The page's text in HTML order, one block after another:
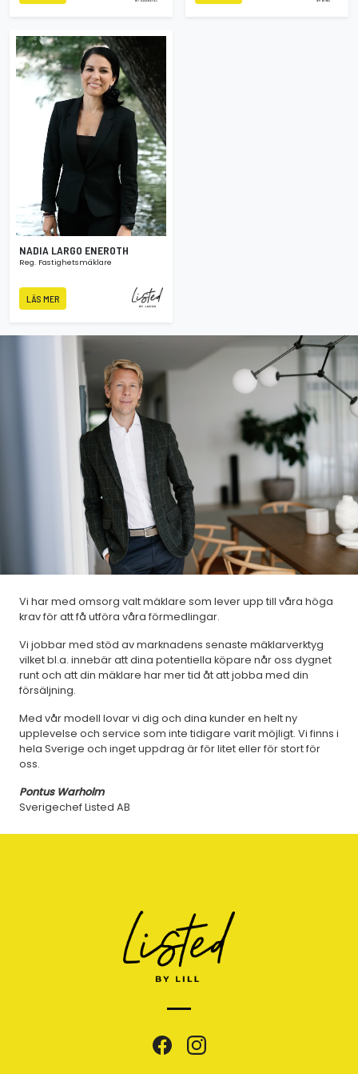
NADIA LARGO ENEROTH
Reg. Fastighetsmäklare
LÄS MER
Vi har med omsorg valt mäklare som lever upp till våra höga
krav för att få utföra våra förmedlingar.
Vi jobbar med stöd av marknadens senaste mäklarverktyg
vilket bl.a. innebär att dina potentiella köpare når oss dygnet
runt och att din mäklare har mer tid åt att jobba med din
försäljning.
Med vår modell lovar vi dig och dina kunder en helt ny
upplevelse och service som inte tidigare varit möjligt. Vi finns i
hela Sverige och inget uppdrag är för litet eller för stort för
oss.
Pontus Warholm
Sverigechef Listed AB